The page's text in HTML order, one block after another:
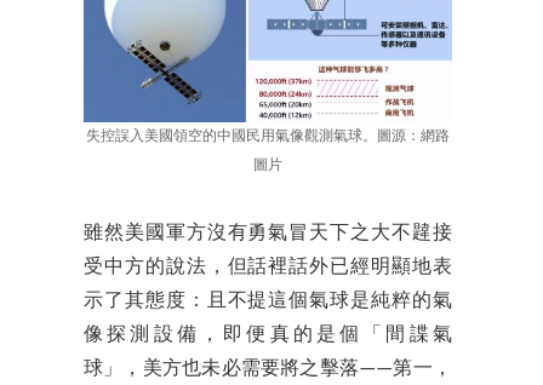
失控誤入美國領空的中國民用氣像觀測氣球。圖源：網路
圖片
雖然美國軍方沒有勇氣冒天下之大不韙接
受中方的說法，但話裡話外已經明顯地表
示了其態度：且不提這個氣球是純粹的氣
像探測設備，即便真的是個「間諜氣
球」，美方也未必需要將之擊落——第一，